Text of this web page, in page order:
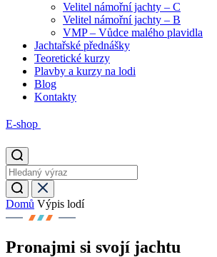
Velitel námořní jachty – C
Velitel námořní jachty – B
VMP – Vůdce malého plavidla
Jachtařské přednášky
Teoretické kurzy
Plavby a kurzy na lodi
Blog
Kontakty
E-shop
Domů Výpis lodí
Pronajmi si svojí jachtu